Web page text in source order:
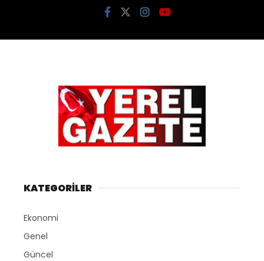
KATEGORİLER
Ekonomi
Genel
Güncel